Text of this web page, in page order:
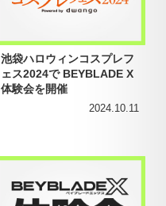
池袋ハロウィンコスプレフ
ェス2024で BEYBLADE X
体験会を開催
2024.10.11